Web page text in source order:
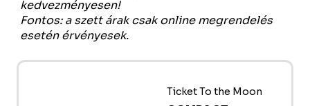
kedvezményesen!
Fontos: a szett árak csak online megrendelés
esetén érvényesek.
Ticket To the Moon